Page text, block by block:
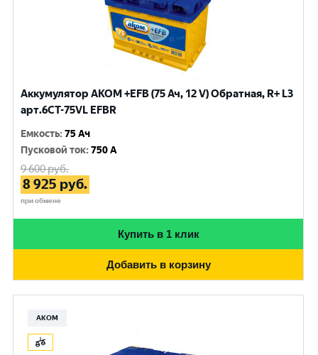
Аккумулятор AKOM +EFB (75 Ач, 12 V) Обратная, R+ L3
арт.6СТ-75VL EFBR
Емкость:75 Ач
Пусковой ток:750 A
9 600руб.
8 925 руб.
при обмене
Купить в 1 клик
Добавить в корзину
АКОМ